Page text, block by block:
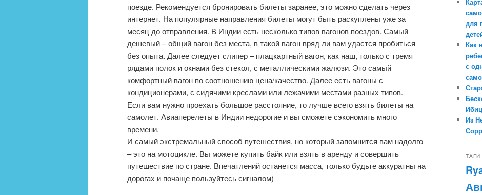
поезде. Рекомендуется бронировать билеты заранее, это можно сделать через
интернет. На популярные направления билеты могут быть раскуплены уже за
месяц до отправления. В Индии есть несколько типов вагонов поездов. Самый
дешевый – общий вагон без места, в такой вагон вряд ли вам удастся пробиться
без опыта. Далее следует слипер – плацкартный вагон, как наш, только с тремя
рядами полок и окнами без стекол, с металлическими жалюзи. Это самый
комфортный вагон по соотношению цена/качество. Далее есть вагоны с
кондиционерами, с сидячими креслами или лежачими местами разных типов.
Если вам нужно проехать большое расстояние, то лучше всего взять билеты на
самолет. Авиаперелеты в Индии недорогие и вы сможете сэкономить много
времени.
И самый экстремальный способ путешествия, но который запомнится вам надолго
– это на мотоцикле. Вы можете купить байк или взять в аренду и совершить
путешествие по стране. Впечатлений останется масса, только будьте аккуратны на
дорогах и почаще пользуйтесь сигналом)
для
Как
с
Из
ТАГИ